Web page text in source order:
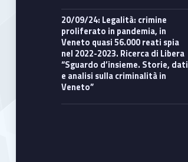
20/09/24: Legalità: crimine
proliferato in pandemia, in
Veneto quasi 56.000 reati spia
nel 2022-2023. Ricerca di Libera
“Sguardo d’insieme. Storie, dati
e analisi sulla criminalità in
Veneto”